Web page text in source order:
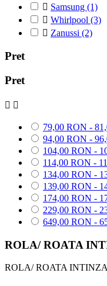
 Samsung (1)
 Whirlpool (3)
 Zanussi (2)
Pret
Pret
 
79,00 RON -
94,00 RON -
104,00 RON -
114,00 RON -
134,00 RON -
139,00 RON -
174,00 RON -
229,00 RON -
649,00 RON -
ROLA/ ROATA
ROLA/ ROATA